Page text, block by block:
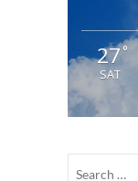
27 °
SAT